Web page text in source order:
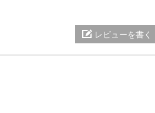
レビューを書く